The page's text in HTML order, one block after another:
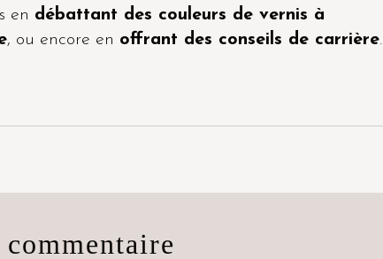
en débattant des couleurs de vernis à
, ou encore en offrant des conseils de carrière.